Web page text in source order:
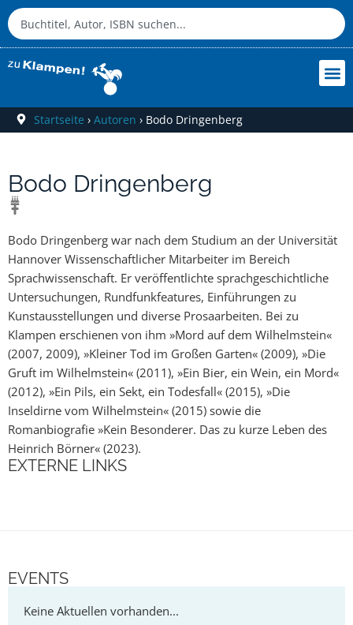
Startseite › Autoren › Bodo Dringenberg
Bodo Dringenberg
Bodo Dringenberg war nach dem Studium an der Universität
Hannover Wissenschaftlicher Mitarbeiter im Bereich
Sprachwissenschaft. Er veröffentlichte sprachgeschichtliche
Untersuchungen, Rundfunkfeatures, Einführungen zu
Kunstausstellungen und diverse Prosaarbeiten. Bei zu
Klampen erschienen von ihm »Mord auf dem Wilhelmstein«
(2007, 2009), »Kleiner Tod im Großen Garten« (2009), »Die
Gruft im Wilhelmstein« (2011), »Ein Bier, ein Wein, ein Mord«
(2012), »Ein Pils, ein Sekt, ein Todesfall« (2015), »Die
Inseldirne vom Wilhelmstein« (2015) sowie die
Romanbiografie »Kein Besonderer. Das zu kurze Leben des
Heinrich Börner« (2023).
EXTERNE LINKS
EVENTS